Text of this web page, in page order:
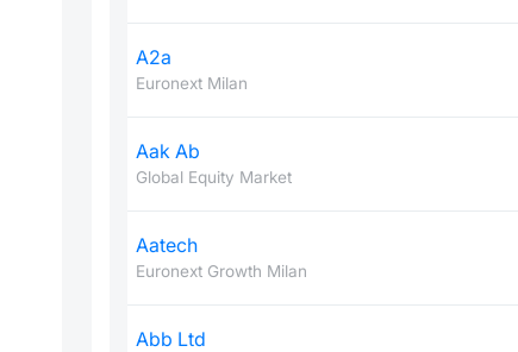
A2a
Euronext Milan
Aak Ab
Global Equity Market
Aatech
Euronext Growth Milan
Abb Ltd